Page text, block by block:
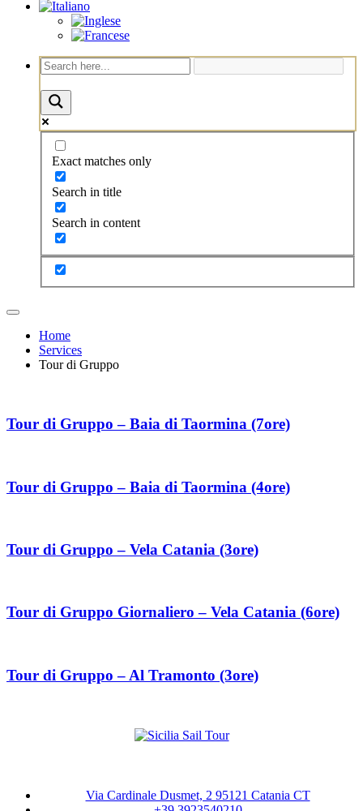
Exact matches only
Search in title
Search in content
Home
Services
Tour di Gruppo
Tour di Gruppo – Baia di Taormina (7ore)
Tour di Gruppo – Baia di Taormina (4ore)
Tour di Gruppo – Vela Catania (3ore)
Tour di Gruppo Giornaliero – Vela Catania (6ore)
Tour di Gruppo – Al Tramonto (3ore)
Via Cardinale Dusmet, 2 95121 Catania CT